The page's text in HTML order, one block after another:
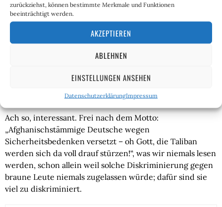
zurückziehst, können bestimmte Merkmale und Funktionen
beeinträchtigt werden.
AKZEPTIEREN
ABLEHNEN
EINSTELLUNGEN ANSEHEN
DatenschutzerklärungImpressum
Heckler & Koch versetzt Mitarbeiter russischer Abstammung. Ich
möchte wetten, dass die russische Staatspropaganda diesen
— Artur Weigandt (@ArturWeigandt)March 9, 2022
Ach so, interessant. Frei nach dem Motto:
„Afghanischstämmige Deutsche wegen
Sicherheitsbedenken versetzt – oh Gott, die Taliban
werden sich da voll drauf stürzen!“, was wir niemals lesen
werden, schon allein weil solche Diskriminierung gegen
braune Leute niemals zugelassen würde; dafür sind sie
viel zu diskriminiert.